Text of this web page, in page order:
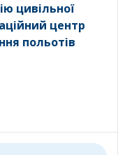
цивільної
центр
польотів